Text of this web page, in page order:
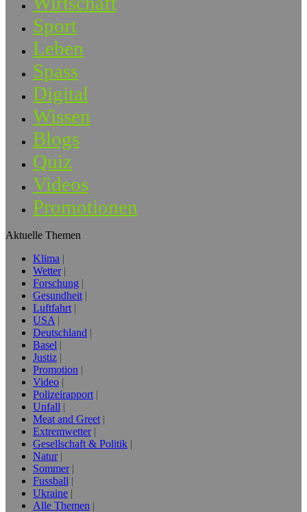
Sport
Leben
Spass
Digital
Wissen
Blogs
Quiz
Videos
Promotionen
Aktuelle Themen
Klima
Wetter
Forschung
Gesundheit
Luftfahrt
USA
Deutschland
Basel
Justiz
Promotion
Video
Polizeirapport
Unfall
Meat and Greet
Extremwetter
Gesellschaft & Politik
Natur
Sommer
Fussball
Ukraine
Alle Themen